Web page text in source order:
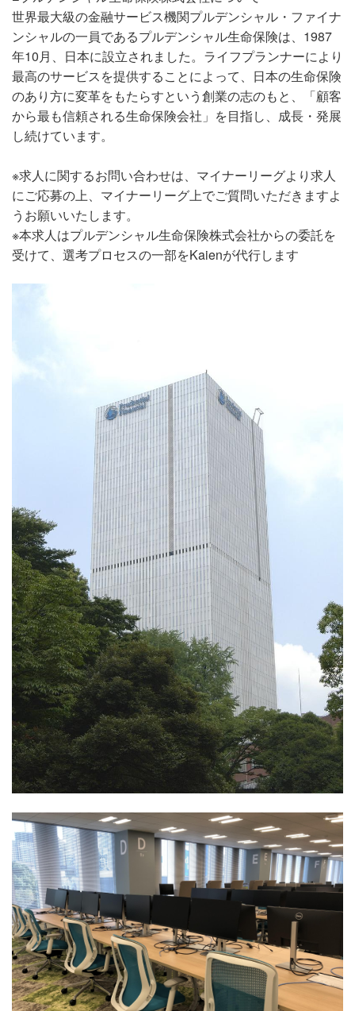
世界最大級の金融サービス機関プルデンシャル・ファイナ
ンシャルの一員であるプルデンシャル生命保険は、1987
年10月、日本に設立されました。ライフプランナーにより
最高のサービスを提供することによって、日本の生命保険
のあり方に変革をもたらすという創業の志のもと、「顧客
から最も信頼される生命保険会社」を目指し、成長・発展
し続けています。
※求人に関するお問い合わせは、マイナーリーグより求人
にご応募の上、マイナーリーグ上でご質問いただきますよ
うお願いいたします。
※本求人はプルデンシャル生命保険株式会社からの委託を
受けて、選考プロセスの一部をKaienが代行します